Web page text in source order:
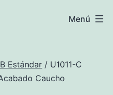
Menú
Estándar / U1011-C
Caucho